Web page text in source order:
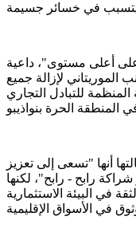
أعلى مستوى"، داعية
الموريتاني لإزالة جميع
المنظمة للتبادل التجاري
أنها "تسعى إلى تعزيز
رابح - رابح"، لكنها
في البيئة الاستثمارية